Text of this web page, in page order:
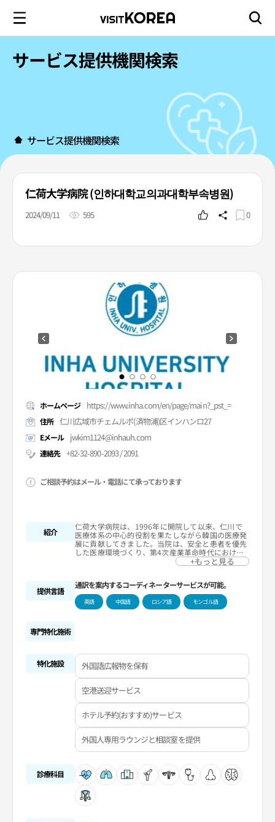
サービス提供機関検索
サービス提供機関検索
仁荷大学病院 (인하대학교의과대학부속병원)
2024/09/11 595 0
ホームページ https://www.inha.com/en/page/main?_pst_=
住所 仁川広域市チェムルポ(済物浦)区インハンロ27
Eメール jwkim1124@inhauh.com
連絡先 +82-32-890-2093 / 2091
ご相談予約はメール・電話にて承っております
紹介
仁荷大学病院は、1996年に開院して以来、仁川で
医療体系の中心的役割を果たしながら韓国の医療発
展に貢献してきました。当院は、安全と患者を優先
した医療環境づくり、第4次産業革命時代における
医療サービスのDX、国立大学病院としての公共保健
医療事業の推進などにより地域社会と世界各国の患
環境にフレキシブルに対応しています。がん手術、
重症手術、ロボット支援手術、健康検診の専門性と
信頼性をもとにこれからも「コミュニケーション」
と「イノベーション」をコアバリューに掲げ患者中
+もっと見る
提供言語
通訳を案内するコーディネーターサービスが可能。
英語 中国語 ロシア語 モンゴル語
専門特化施術
特化施設 外国語広報物を保有
空港送迎サービス
ホテル予約(おすすめ)サービス
外国人専用ラウンジと相談室を提供
診療科目